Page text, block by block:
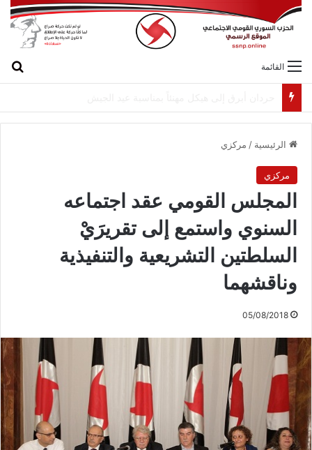
القائمة
الرئيسية / مركزي
مركزي
المجلس القومي عقد اجتماعه
السنوي واستمع إلى تقريرَيْ
السلطتين التشريعية والتنفيذية
وناقشهما
05/08/2018